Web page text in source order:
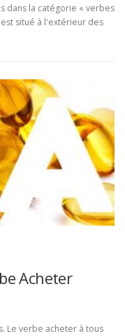
dans la catégorie « verbes
situé à l'extérieur des
Acheter
Le verbe acheter à tous